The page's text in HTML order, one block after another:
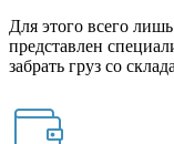
Для этого всего
представлен
забрать груз со